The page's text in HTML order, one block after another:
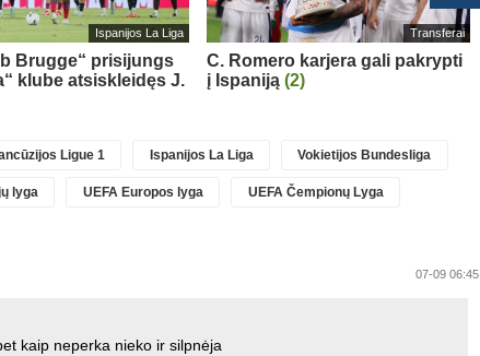
Ispanijos La Liga
Brugge“ prisijungs
klube atsiskleidęs J.
Transferai
C. Romero karjera gali pakrypti
į Ispaniją (2)
Ligue 1 Ispanijos La Liga Vokietijos Bundesliga
lyga UEFA Europos lyga UEFA Čempionų Lyga
07-09 06:45
kaip neperka nieko ir silpnėja